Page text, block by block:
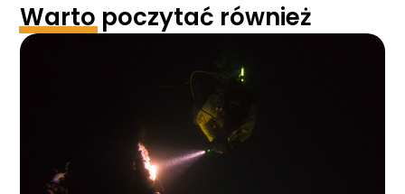
Warto poczytać również